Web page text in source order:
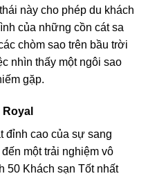
này cho phép du khách
của những cồn cát sa
chòm sao trên bầu trời
nhìn thấy một ngôi sao
gặp.
cao của sự sang
một trải nghiệm vô
50 Khách sạn Tốt nhất